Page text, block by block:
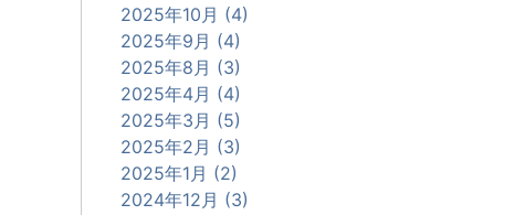
2025年10月 (4)
2025年9月 (4)
2025年8月 (3)
2025年4月 (4)
2025年3月 (5)
2025年2月 (3)
2025年1月 (2)
2024年12月 (3)